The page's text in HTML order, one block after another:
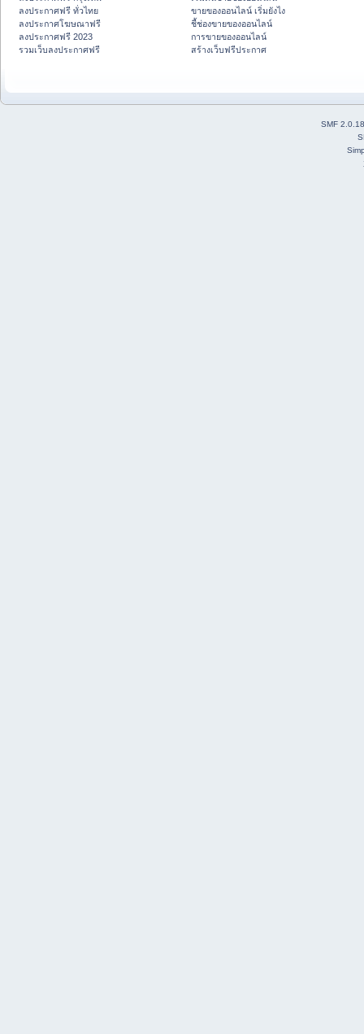
ลงประกาศฟรี ทั่วไทย
ลงประกาศโฆษณาฟรี
ลงประกาศฟรี 2023
รวมเว็บลงประกาศฟรี
ขายของออนไลน์ เริ่มยังไง
ชี้ช่องขายของออนไลน์
การขายของออนไลน์
สร้างเว็บฟรีประกาศ
SMF 2.0.18